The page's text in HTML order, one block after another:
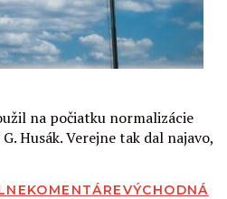
na počiatku normalizácie
Husák. Verejne tak dal najavo,
KOMENTÁREVÝCHODNÁ